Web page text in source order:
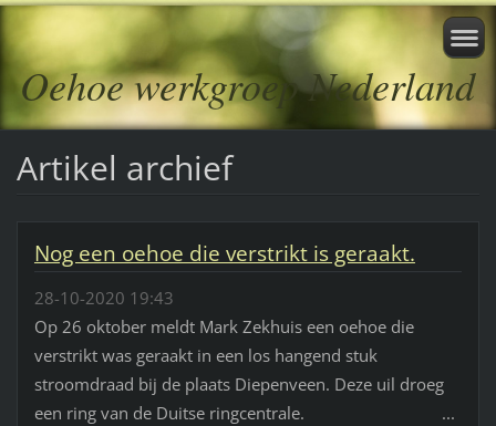
Oehoe werkgroep Nederland
Artikel archief
Nog een oehoe die verstrikt is geraakt.
28-10-2020 19:43
Op 26 oktober meldt Mark Zekhuis een oehoe die
verstrikt was geraakt in een los hangend stuk
stroomdraad bij de plaats Diepenveen. Deze uil droeg
een ring van de Duitse ringcentrale. ...